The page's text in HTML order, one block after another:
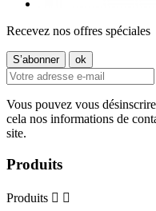
Recevez nos offres spéciales
Vous pouvez vous
cela nos informations de
site.
Produits
Produits  